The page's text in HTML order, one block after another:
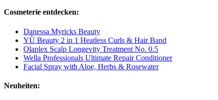
Cosmeterie entdecken:
Danessa Myricks Beauty
YÙ Beauty 2 in 1 Heatless Curls & Hair Band
Olaplex Scalp Longevity Treatment No. 0.5
Wella Professionals Ultimate Repair Conditioner
Facial Spray with Aloe, Herbs & Rosewater
Neuheiten: